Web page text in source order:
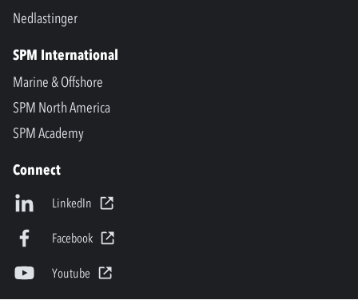
Nedlastinger
SPM International
Marine & Offshore
SPM North America
SPM Academy
Connect
LinkedIn
Facebook
Youtube